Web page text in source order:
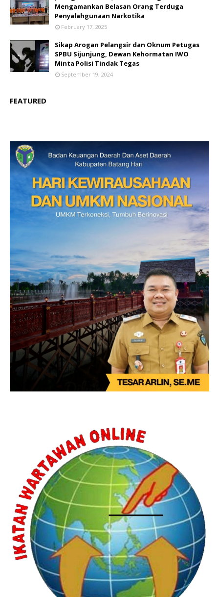
Mengamankan Belasan Orang Terduga
Penyalahgunaan Narkotika
February 17, 2025
Sikap Arogan Pelangsir dan Oknum Petugas
SPBU Sijunjung, Dewan Kehormatan IWO
Minta Polisi Tindak Tegas
September 19, 2024
FEATURED